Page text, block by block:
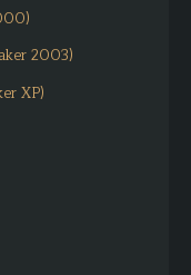
2003)
XP)